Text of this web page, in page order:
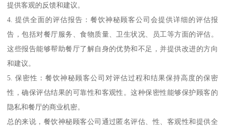
提供客观的反馈和建议。
4. 提供全面的评估报告：餐饮神秘顾客公司会提供详细的评估报
告，包括对餐厅服务、食物质量、卫生状况、员工等方面的评估。
这些报告能够帮助餐厅了解自身的优势和不足，并提供改进的方向
和建议。
5. 保密性：餐饮神秘顾客公司对评估过程和结果保持高度的保密
性，确保评估结果的可靠性和客观性。这种保密性能够保护顾客的
隐私和餐厅的商业机密。
总的来说，餐饮神秘顾客公司通过匿名评估、性、客观性和提供全